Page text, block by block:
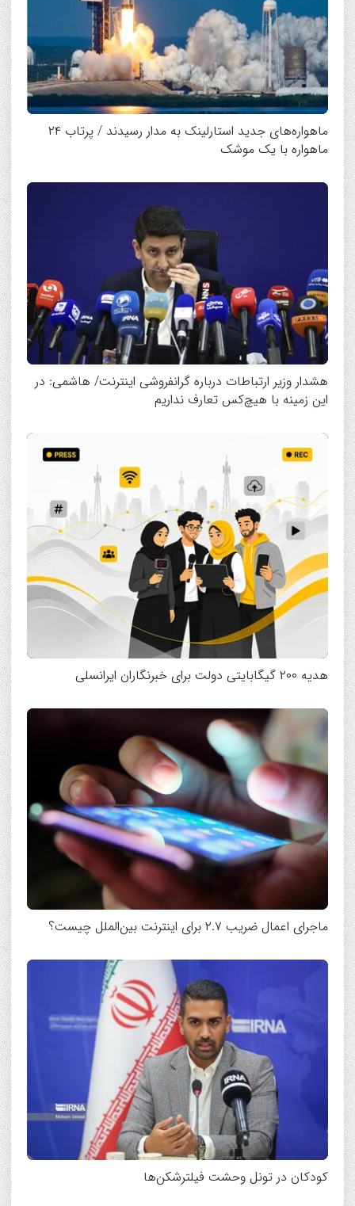
ماهواره‌های جدید استارلینک به مدار رسیدند / پرتاب ۲۴
ماهواره با یک موشک
هشدار وزیر ارتباطات درباره گرانفروشی اینترنت/ هاشمی: در
این زمینه با هیچ‌کس تعارف نداریم
هدیه ۲۰۰ گیگابایتی دولت برای خبرنگاران ایرانسلی
ماجرای اعمال ضریب ۲.۷ برای اینترنت بین‌الملل چیست؟
کودکان در تونل وحشت فیلترشکن‌ها